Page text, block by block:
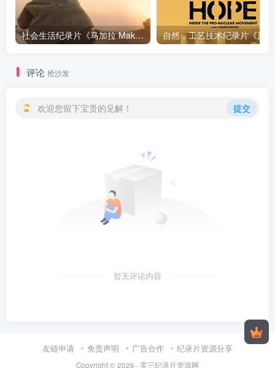
社会生活纪录片《马加拉 Makala》下载
评论 抢沙发
欢迎您留下宝贵的见解！ 提交
暂无评论内容
友链申请 免责声明 广告合作 纪录片资源分享
Copyright © 2026 · 零三纪录片资源网